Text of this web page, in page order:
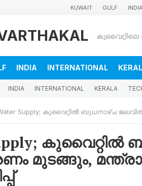
KUWAIT GULF INDIA
INDIA INTERNATIONAL
INDIA INTERNATIONAL KERALA
Supply; കുവൈറ്റിൽ ബുധനാഴ്ച ജലവിതരണം
മുടങ്ങും,